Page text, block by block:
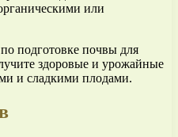
или
подготовке почвы для
здоровые и урожайные
и сладкими плодами.